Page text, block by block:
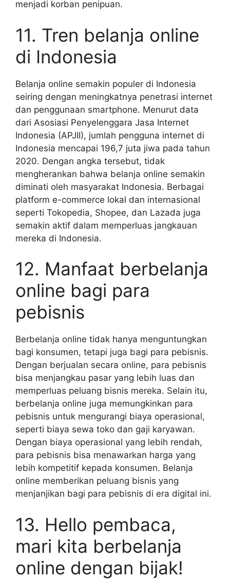
menjadi korban penipuan.
11. Tren belanja online
di Indonesia
Belanja online semakin populer di Indonesia
seiring dengan meningkatnya penetrasi internet
dan penggunaan smartphone. Menurut data
dari Asosiasi Penyelenggara Jasa Internet
Indonesia (APJII), jumlah pengguna internet di
Indonesia mencapai 196,7 juta jiwa pada tahun
2020. Dengan angka tersebut, tidak
mengherankan bahwa belanja online semakin
diminati oleh masyarakat Indonesia. Berbagai
platform e-commerce lokal dan internasional
seperti Tokopedia, Shopee, dan Lazada juga
semakin aktif dalam memperluas jangkauan
mereka di Indonesia.
12. Manfaat berbelanja
online bagi para
pebisnis
Berbelanja online tidak hanya menguntungkan
bagi konsumen, tetapi juga bagi para pebisnis.
Dengan berjualan secara online, para pebisnis
bisa menjangkau pasar yang lebih luas dan
memperluas peluang bisnis mereka. Selain itu,
berbelanja online juga memungkinkan para
pebisnis untuk mengurangi biaya operasional,
seperti biaya sewa toko dan gaji karyawan.
Dengan biaya operasional yang lebih rendah,
para pebisnis bisa menawarkan harga yang
lebih kompetitif kepada konsumen. Belanja
online memberikan peluang bisnis yang
menjanjikan bagi para pebisnis di era digital ini.
13. Hello pembaca,
mari kita berbelanja
online dengan bijak!